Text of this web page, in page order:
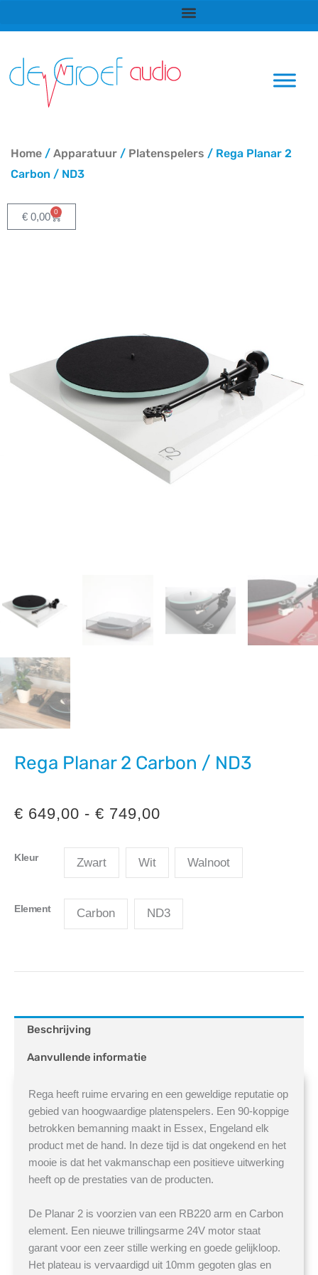
naar
inhoud
Home / Apparatuur / Platenspelers / Rega Planar 2
Carbon / ND3
€ 0,00 0
Winkelwagen
Rega Planar 2 Carbon / ND3
€ 649,00 - € 749,00
€ 749,00
Kleur Zwart Wit Walnoot
Element Carbon ND3
Beschrijving
Aanvullende informatie
Rega heeft ruime ervaring en een geweldige reputatie op
gebied van hoogwaardige platenspelers. Een 90-koppige
betrokken bemanning maakt in Essex, Engeland elk
product met de hand. In deze tijd is dat ongekend en het
mooie is dat het vakmanschap een positieve uitwerking
heeft op de prestaties van de producten.
De Planar 2 is voorzien van een RB220 arm en Carbon
element. Een nieuwe trillingsarme 24V motor staat
garant voor een zeer stille werking en goede gelijkloop.
Het plateau is vervaardigd uit 10mm gegoten glas en